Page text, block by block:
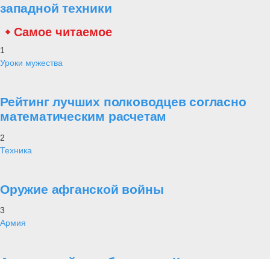
западной техники
Самое читаемое
1
Уроки мужества
Рейтинг лучших полководцев согласно
математическим расчетам
2
Техника
Оружие афганской войны
3
Армия